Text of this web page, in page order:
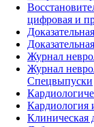
цифровая и
Журнал
Журнал
Спецвыпуски
Кардиология
Клиническая